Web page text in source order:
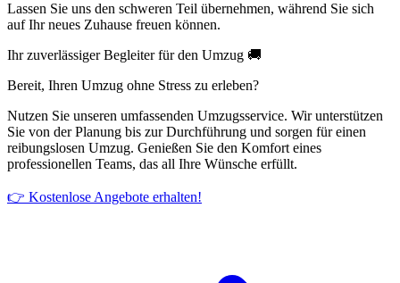
Lassen Sie uns den schweren Teil übernehmen, während Sie sich
auf Ihr neues Zuhause freuen können.
Ihr zuverlässiger Begleiter für den Umzug 🚚
Bereit, Ihren Umzug ohne Stress zu erleben?
Nutzen Sie unseren umfassenden Umzugsservice. Wir unterstützen
Sie von der Planung bis zur Durchführung und sorgen für einen
reibungslosen Umzug. Genießen Sie den Komfort eines
professionellen Teams, das all Ihre Wünsche erfüllt.
👉 Kostenlose Angebote erhalten!